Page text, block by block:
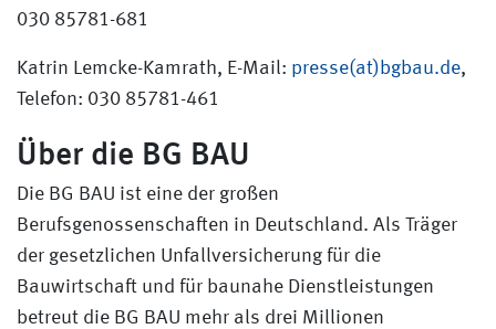
030 85781-681
Katrin Lemcke-Kamrath, E-Mail: presse(at)bgbau.de,
Telefon: 030 85781-461
Über die BG BAU
Die BG BAU ist eine der großen
Berufsgenossenschaften in Deutschland. Als Träger
der gesetzlichen Unfallversicherung für die
Bauwirtschaft und für baunahe Dienstleistungen
betreut die BG BAU mehr als drei Millionen